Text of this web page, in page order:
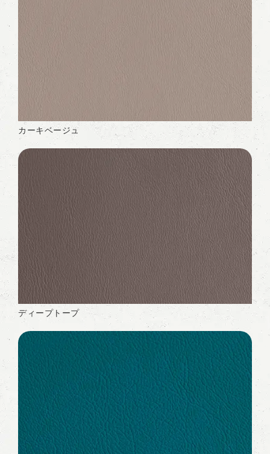
カーキベージュ
ディープトープ